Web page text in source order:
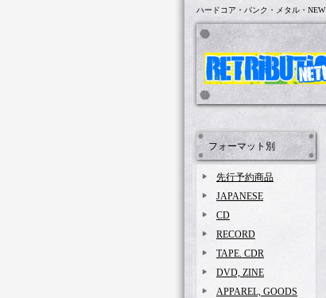
ハードコア・パンク・メタル・
フォーマット別
先行予約商品
JAPANESE
CD
RECORD
TAPE. CDR
DVD, ZINE
APPAREL, GOODS